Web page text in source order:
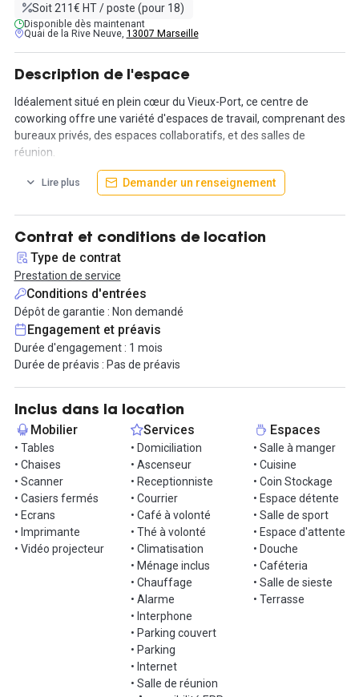
Soit 211€ HT / poste (pour 18)
Disponible dès maintenant
Quai de la Rive Neuve, 13007 Marseille
Description de l'espace
Idéalement situé en plein cœur du Vieux-Port, ce centre de
coworking offre une variété d'espaces de travail, comprenant des
bureaux privés, des espaces collaboratifs, et des salles de
réunion.
L'une de ses caractéristiques remarquables est sa terrasse
Vieux-Port. De plus, un espace extérieur agrémenté d'un mur
végétal crée un environnement de travail verdoyant et apaisant.
L'équipe sur place s'engage pleinement à animer l'espace en
organisant diverses activités, notamment des ateliers, des
workshops, des conférences, des afterworks, et des petits-
déjeuners.
Ici, les tracas administratifs sont inexistants. Aucun bail, aucune
caution et aucune obligation à long terme. Le loyer englobe
toutes les charges, telles que la domiciliation, l'accès à
l'électricité, l'eau, le café, Internet, le service de ménage, les
équipements d'impression et bien d'autres avantages.
La dimension communautaire est fondamentale dans cet
espace, avec des forums de publication, des trombinoscopes, des
opportunités pour rencontrer d'autres professionnels lors
d'événements, et la possibilité de travailler dans tous nos
espaces à travers la France.
N'hésitez pas à nous contacter pour une visite !
Lire plus Demander un renseignement
Contrat et conditions de location
Type de contrat
Prestation de service
Conditions d'entrées
Dépôt de garantie : Non demandé
Engagement et préavis
Durée d'engagement : 1 mois
Durée de préavis : Pas de préavis
Inclus dans la location
Mobilier
• Tables
• Chaises
• Scanner
• Casiers fermés
• Ecrans
• Imprimante
• Vidéo projecteur
Services
• Domiciliation
• Ascenseur
• Receptionniste
• Courrier
• Café à volonté
• Thé à volonté
• Climatisation
• Ménage inclus
• Chauffage
• Alarme
• Interphone
• Parking couvert
• Parking
• Internet
• Salle de réunion
Espaces
• Salle à manger
• Cuisine
• Coin Stockage
• Espace détente
• Salle de sport
• Espace d'attente
• Douche
• Caféteria
• Salle de sieste
• Terrasse